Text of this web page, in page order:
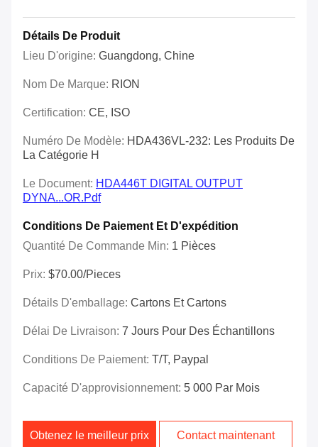
Détails De Produit
Lieu D'origine: Guangdong, Chine
Nom De Marque: RION
Certification: CE, ISO
Numéro De Modèle: HDA436VL-232: Les Produits De
La Catégorie H
Le Document: HDA446T DIGITAL OUTPUT
DYNA...OR.pdf
Conditions De Paiement Et D'expédition
Quantité De Commande Min: 1 Pièces
Prix: $70.00/Pieces
Détails D'emballage: Cartons Et Cartons
Délai De Livraison: 7 Jours Pour Des Échantillons
Conditions De Paiement: T/T, Paypal
Capacité D'approvisionnement: 5 000 Par Mois
Obtenez le meilleur prix Contact maintenant